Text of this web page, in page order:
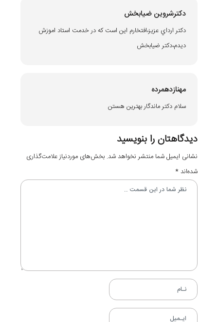
دكترشروين ضيابخش
دكتر ارداي عزيز،افتخارم اين است كه در خدمت استاد اموزش
ديدم،دكتر ضيابخش
مهنازدهمرده
سلام دکتر ماندگار بهترین هستن
دیدگاهتان را بنویسید
نشانی ایمیل شما منتشر نخواهد شد. بخش‌های موردنیاز علامت‌گذاری
شده‌اند*